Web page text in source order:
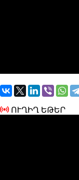
ՈՒՂԻՂ ԵԹԵՐ